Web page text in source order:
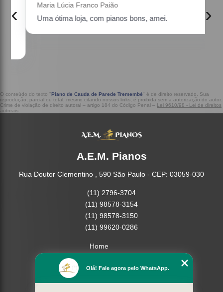
Maria Lúcia Franco Paião
Uma ótima loja, com pianos bons, amei.
‹ ›
O conteúdo do texto "Piano de Cauda de Parede Tremembé" é de direito reservado. Sua
reprodução, parcial ou total, mesmo citando nossos links, é proibida sem a autorização do autor.
Crime de violação de direito autoral – artigo 184 do Código Penal – Lei 9610/98 - Lei de direitos
autorais
A.E.M. Pianos
Rua Doutor Clementino , 590 São Paulo - CEP: 03059-030
(11) 2796-3704
(11) 98578-3154
(11) 98578-3150
(11) 99620-0286
Home
Missão
Olá! Fale agora pelo WhatsApp.